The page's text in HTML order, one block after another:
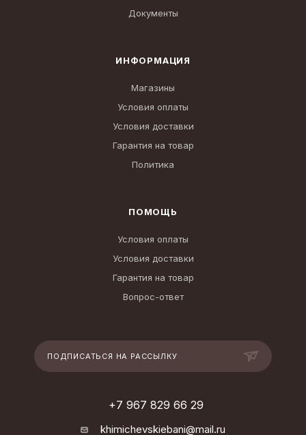
Документы
ИНФОРМАЦИЯ
Магазины
Условия оплаты
Условия доставки
Гарантия на товар
Политика
ПОМОЩЬ
Условия оплаты
Условия доставки
Гарантия на товар
Вопрос-ответ
ПОДПИСАТЬСЯ НА РАССЫЛКУ
+7 967 829 66 29
khimichevskiebani@mail.ru